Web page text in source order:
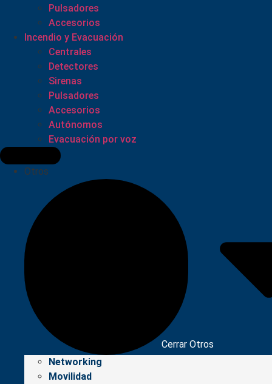
Pulsadores
Accesorios
Incendio y Evacuación
Centrales
Detectores
Sirenas
Pulsadores
Accesorios
Autónomos
Evacuación por voz
Otros
Cerrar Otros
Networking
Movilidad